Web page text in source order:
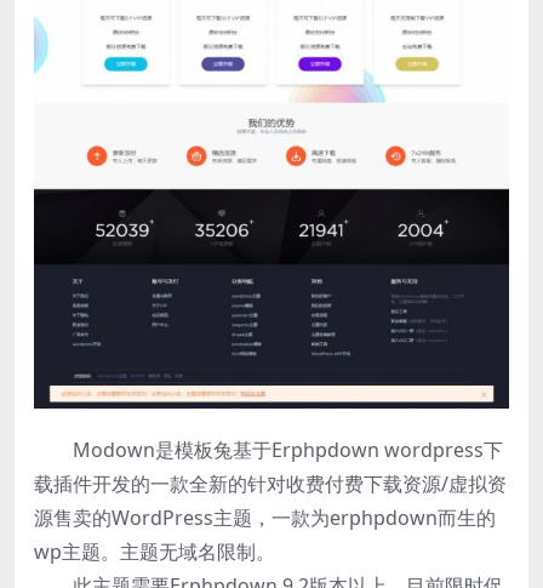
Modown是模板兔基于Erphpdown wordpress下
载插件开发的一款全新的针对收费付费下载资源/虚拟资
源售卖的WordPress主题，一款为erphpdown而生的
wp主题。主题无域名限制。